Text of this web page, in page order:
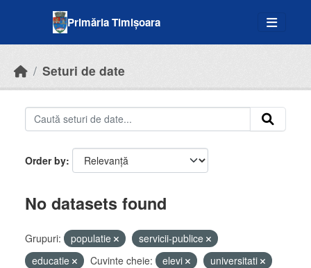
Primăria Timișoara
Seturi de date
Order by
No datasets found
Grupuri: populatie
servicii-publice
educatie
Cuvinte cheie: elevi
universitati